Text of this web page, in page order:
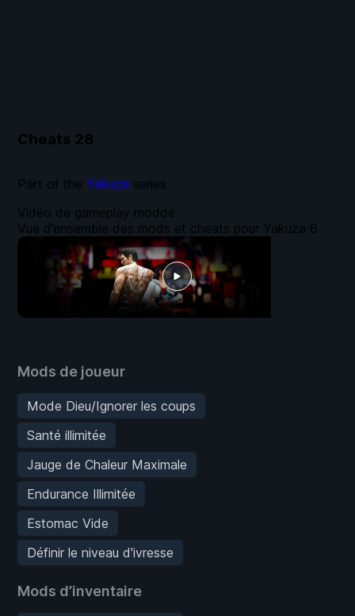
Cheats 28
Mods de joueur
Mode Dieu/Ignorer les coups
Santé illimitée
Jauge de Chaleur Maximale
Endurance Illimitée
Estomac Vide
Définir le niveau d'ivresse
Mods d’inventaire
Vidéo de gameplay moddé
Vue d’ensemble des mods et cheats pour Yakuza 6
Part of the Yakuza series